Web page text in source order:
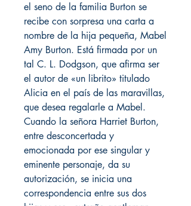
el seno de la familia Burton se
recibe con sorpresa una carta a
nombre de la hija pequeña, Mabel
Amy Burton. Está firmada por un
tal C. L. Dodgson, que afirma ser
el autor de «un librito» titulado
Alicia en el país de las maravillas,
que desea regalarle a Mabel.
Cuando la señora Harriet Burton,
entre desconcertada y
emocionada por ese singular y
eminente personaje, da su
autorización, se inicia una
correspondencia entre sus dos